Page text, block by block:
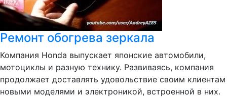
Ремонт обогрева зеркала
Компания Honda выпускает японские автомобили,
мотоциклы и разную технику. Развиваясь, компания
продолжает доставлять удовольствие своим клиентам
новыми моделями и электроникой, встроенной в них.